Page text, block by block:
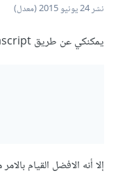
نشر24 يونيو 2015 (معدل)
يمكنكي عن طريق javascript